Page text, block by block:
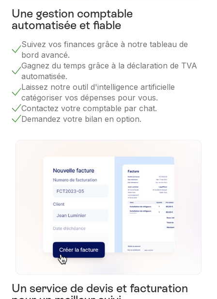
Une gestion comptable
automatisée et fiable
Suivez vos finances grâce à notre tableau de
bord avancé.
Gagnez du temps grâce à la déclaration de TVA
automatisée.
Laissez notre outil d'intelligence artificielle
catégoriser vos dépenses pour vous.
Contactez votre comptable par chat.
Demandez votre bilan en option.
Un service de devis et facturation